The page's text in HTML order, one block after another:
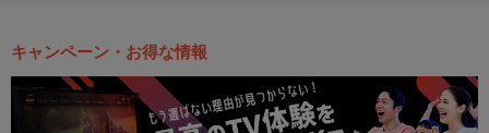
キャンペーン・お得な情報